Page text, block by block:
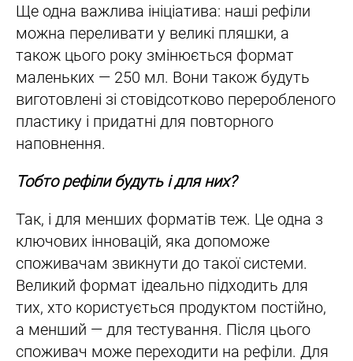
Ще одна важлива ініціатива: наші рефіли
можна переливати у великі пляшки, а
також цього року змінюється формат
маленьких — 250 мл. Вони також будуть
виготовлені зі стовідсотково переробленого
пластику і придатні для повторного
наповнення.
Тобто рефіли будуть і для них?
Так, і для менших форматів теж. Це одна з
ключових інновацій, яка допоможе
споживачам звикнути до такої системи.
Великий формат ідеально підходить для
тих, хто користується продуктом постійно,
а менший — для тестування. Після цього
споживач може переходити на рефіли. Для